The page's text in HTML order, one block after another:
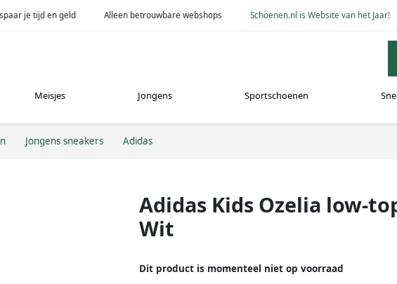
je tijd en geld Alleen betrouwbare webshops Schoenen.nl is Website van het Jaar!
Meisjes Jongens Sportschoenen
Jongens sneakers Adidas
Adidas Kids Ozelia low-
Wit
Dit product is momenteel niet op voorraad